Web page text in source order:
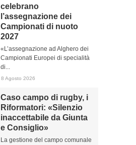
celebrano
l’assegnazione dei
Campionati di nuoto
2027
«L’assegnazione ad Alghero dei
Campionati Europei di specialità
di...
8 Agosto 2026
Caso campo di rugby, i
Riformatori: «Silenzio
inaccettabile da Giunta
e Consiglio»
La gestione del campo comunale